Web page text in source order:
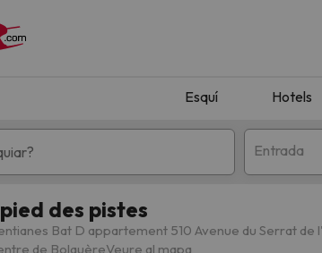
Esquí Hotels
Entrada
Escapades
des pistes
Bat D appartement 510 Avenue du Serrat de
de BolquèreVeure al mapa